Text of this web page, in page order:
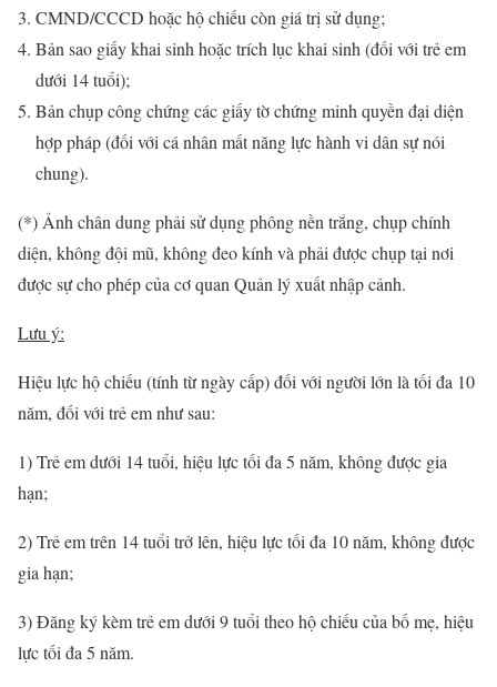
CMND/CCCD hoặc hộ chiếu còn giá trị sử dụng;
Bản sao giấy khai sinh hoặc trích lục khai sinh (đối với trẻ em
dưới 14 tuổi);
Bản chụp công chứng các giấy tờ chứng minh quyền đại diện
hợp pháp (đối với cá nhân mất năng lực hành vi dân sự nói
chung).
(*) Ảnh chân dung phải sử dụng phông nền trắng, chụp chính
diện, không đội mũ, không đeo kính và phải được chụp tại nơi
được sự cho phép của cơ quan Quản lý xuất nhập cảnh.
Lưu ý:
Hiệu lực hộ chiếu (tính từ ngày cấp) đối với người lớn là tối đa 10
năm, đối với trẻ em như sau:
1) Trẻ em dưới 14 tuổi, hiệu lực tối đa 5 năm, không được gia
hạn;
2) Trẻ em trên 14 tuổi trở lên, hiệu lực tối đa 10 năm, không được
gia hạn;
3) Đăng ký kèm trẻ em dưới 9 tuổi theo hộ chiếu của bố mẹ, hiệu
lực tối đa 5 năm.